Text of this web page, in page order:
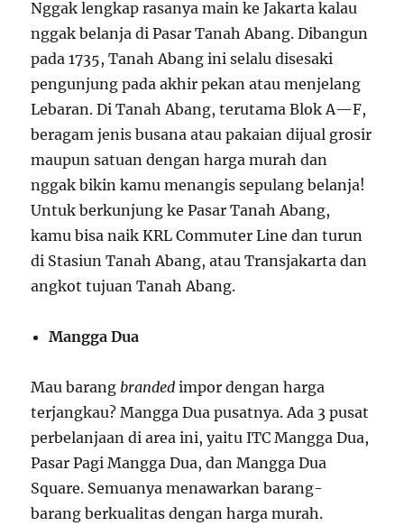
Nggak lengkap rasanya main ke Jakarta kalau
nggak belanja di Pasar Tanah Abang. Dibangun
pada 1735, Tanah Abang ini selalu disesaki
pengunjung pada akhir pekan atau menjelang
Lebaran. Di Tanah Abang, terutama Blok A—F,
beragam jenis busana atau pakaian dijual grosir
maupun satuan dengan harga murah dan
nggak bikin kamu menangis sepulang belanja!
Untuk berkunjung ke Pasar Tanah Abang,
kamu bisa naik KRL Commuter Line dan turun
di Stasiun Tanah Abang, atau Transjakarta dan
angkot tujuan Tanah Abang.
Mangga Dua
Mau barang branded impor dengan harga
terjangkau? Mangga Dua pusatnya. Ada 3 pusat
perbelanjaan di area ini, yaitu ITC Mangga Dua,
Pasar Pagi Mangga Dua, dan Mangga Dua
Square. Semuanya menawarkan barang-
barang berkualitas dengan harga murah.